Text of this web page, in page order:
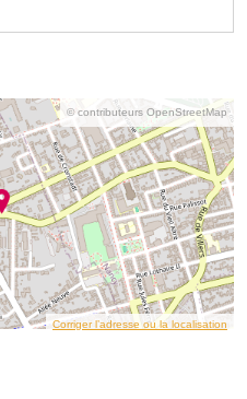
© contributeurs OpenStreetMap
Corriger l’adresse ou la localisation